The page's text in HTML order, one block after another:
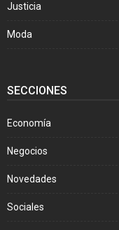
Justicia
Moda
SECCIONES
Economía
Negocios
Novedades
Sociales